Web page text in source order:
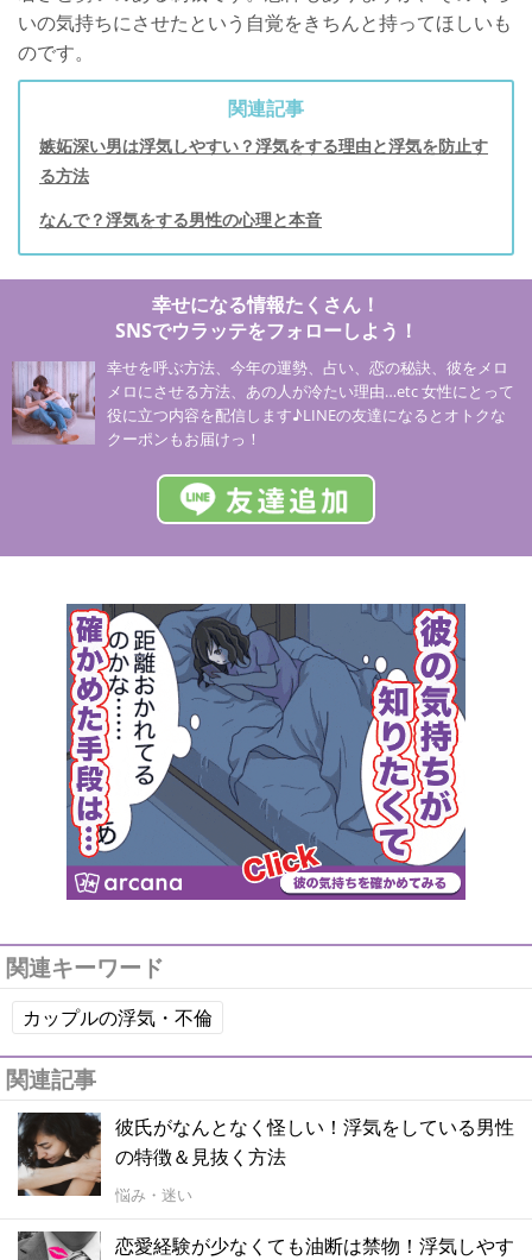
いの気持ちにさせたという自覚をきちんと持ってほしいも
のです。
関連記事
嫉妬深い男は浮気しやすい？浮気をする理由と浮気を防止す
る方法
なんで？浮気をする男性の心理と本音
幸せになる情報たくさん！
SNSでウラッテをフォローしよう！
幸せを呼ぶ方法、今年の運勢、占い、恋の秘訣、彼をメロ
メロにさせる方法、あの人が冷たい理由…etc 女性にとって
役に立つ内容を配信します♪LINEの友達になるとオトクな
クーポンもお届けっ！
関連キーワード
カップルの浮気・不倫
関連記事
彼氏がなんとなく怪しい！浮気をしている男性
の特徴＆見抜く方法
悩み・迷い
恋愛経験が少なくても油断は禁物！浮気しやす